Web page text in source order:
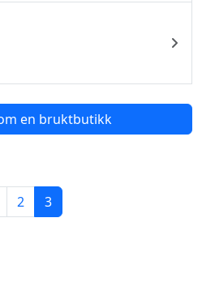
en bruktbutikk
2 3